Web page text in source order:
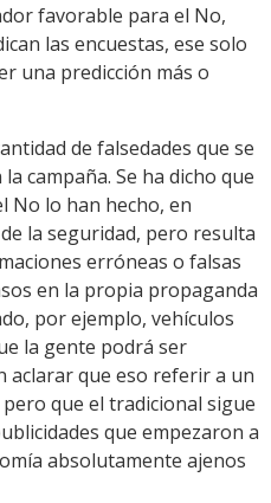
favorable para el No,
las encuestas, ese solo
una predicción más o
de falsedades que se
campaña. Se ha dicho que
No lo han hecho, en
la seguridad, pero resulta
erróneas o falsas
en la propia propaganda
por ejemplo, vehículos
la gente podrá ser
aclarar que eso referir a un
que el tradicional sigue
que empezaron a
absolutamente ajenos